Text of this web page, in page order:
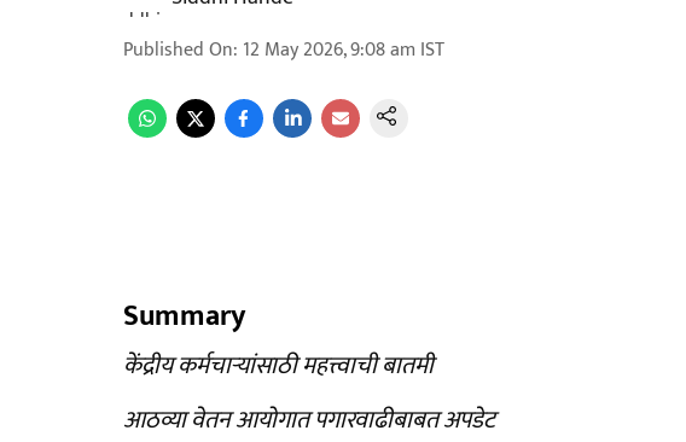
Published On: 12 May 2026, 9:08 am IST
Summary
केंद्रीय कर्मचाऱ्यांसाठी महत्त्वाची बातमी
आठव्या वेतन आयोगात पगारवाढीबाबत अपडेट